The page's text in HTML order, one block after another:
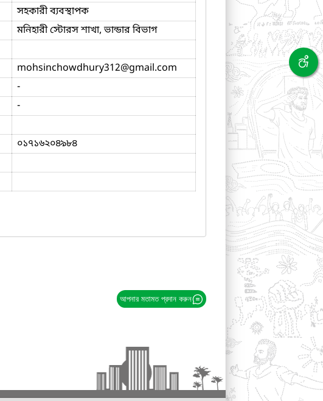
সহকারী ব্যবস্থাপক
মনিহারী স্টোরস শাখা, ভান্ডার বিভাগ
mohsinchowdhury312@gmail.com
-
-
০১৭১৬২০৪৯৮৪
আপনার মতামত প্রদান করুন